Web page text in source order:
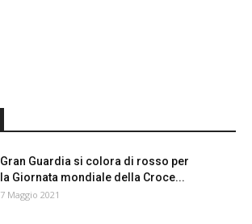
Gran Guardia si colora di rosso per
la Giornata mondiale della Croce...
7 Maggio 2021